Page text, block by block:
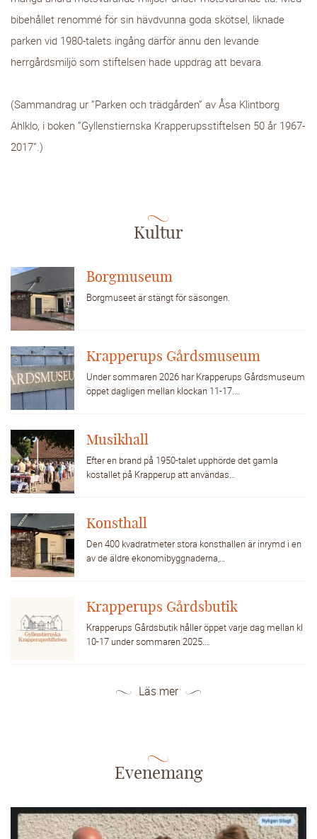
bibehållet renommé för sin hävdvunna goda skötsel, liknade
parken vid 1980-talets ingång därför ännu den levande
herrgårdsmiljö som stiftelsen hade uppdrag att bevara.
(Sammandrag ur ”Parken och trädgården” av Åsa Klintborg
Ahlklo, i boken ”Gyllenstiernska Krapperupsstiftelsen 50 år 1967-
2017”.)
Kultur
Borgmuseum
Borgmuseet är stängt för säsongen.
Krapperups Gårdsmuseum
Under sommaren 2026 har Krapperups Gårdsmuseum
öppet dagligen mellan klockan 11-17.…
Musikhall
Efter en brand på 1950-talet upphörde det gamla
kostallet på Krapperup att användas…
Konsthall
Den 400 kvadratmeter stora konsthallen är inrymd i en
av de äldre ekonomibyggnaderna,…
Krapperups Gårdsbutik
Krapperups Gårdsbutik håller öppet varje dag mellan kl
10-17 under sommaren 2025.…
Läs mer
Evenemang